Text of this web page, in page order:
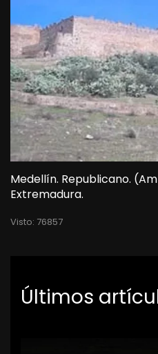
Medellín. Republicano.
Extremadura.
Visto: 76857
Últimos